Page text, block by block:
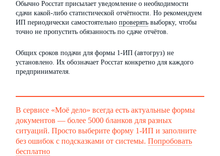
Обычно Росстат присылает уведомление о необходимости
сдачи какой-либо статистической отчётности. Но рекомендуем
ИП периодически самостоятельно проверять выборку, чтобы
точно не пропустить обязанность по сдаче отчётов.
Общих сроков подачи для формы 1-ИП (автогруз) не
установлено. Их обозначает Росстат конкретно для каждого
предпринимателя.
В сервисе «Моё дело» всегда есть актуальные формы
документов — более 5000 бланков для разных
ситуаций. Просто выберите форму 1-ИП и заполните
без ошибок с подсказками от системы. Попробовать
бесплатно